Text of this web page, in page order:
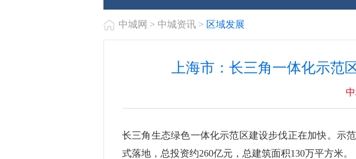
中城网 > 中城资讯 > 区域发展
上海市：长三角一体化示范
长三角生态绿色一体化示范区建设步伐正在加快。示
式落地，总投资约260亿元，总建筑面积130万平方米。